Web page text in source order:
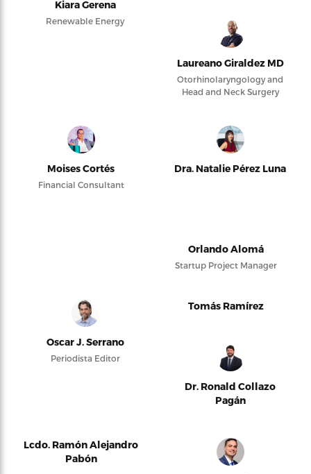
Kiara Gerena
Renewable Energy
Laureano Giraldez MD
Otorhinolaryngology and
Head and Neck Surgery
Moises Cortés
Financial Consultant
Dra. Natalie Pérez Luna
Orlando Alomá
Startup Project Manager
Oscar J. Serrano
Periodista Editor
Tomás Ramírez
Dr. Ronald Collazo
Pagán
Lcdo. Ramón Alejandro
Pabón